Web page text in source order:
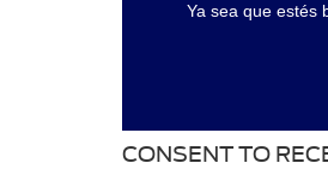
Ya sea que estés
CONSENT TO